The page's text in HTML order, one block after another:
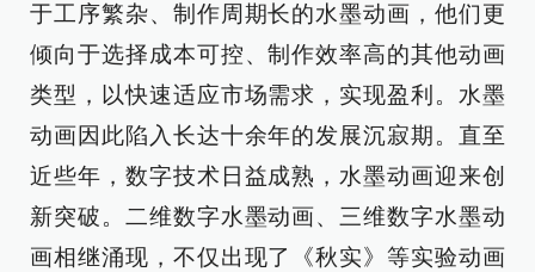
于工序繁杂、制作周期长的水墨动画，他们更
倾向于选择成本可控、制作效率高的其他动画
类型，以快速适应市场需求，实现盈利。水墨
动画因此陷入长达十余年的发展沉寂期。直至
近些年，数字技术日益成熟，水墨动画迎来创
新突破。二维数字水墨动画、三维数字水墨动
画相继涌现，不仅出现了《秋实》等实验动画